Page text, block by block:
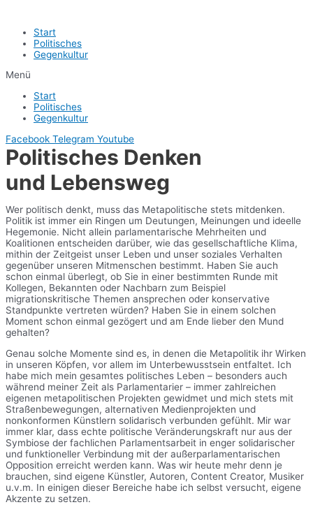
Start
Politisches
Gegenkultur
Menü
Start
Politisches
Gegenkultur
Facebook Telegram Youtube
Politisches Denken
und Lebensweg
Wer politisch denkt, muss das Metapolitische stets mitdenken.
Politik ist immer ein Ringen um Deutungen, Meinungen und ideelle
Hegemonie. Nicht allein parlamentarische Mehrheiten und
Koalitionen entscheiden darüber, wie das gesellschaftliche Klima,
mithin der Zeitgeist unser Leben und unser soziales Verhalten
gegenüber unseren Mitmenschen bestimmt. Haben Sie auch
schon einmal überlegt, ob Sie in einer bestimmten Runde mit
Kollegen, Bekannten oder Nachbarn zum Beispiel
migrationskritische Themen ansprechen oder konservative
Standpunkte vertreten würden? Haben Sie in einem solchen
Moment schon einmal gezögert und am Ende lieber den Mund
gehalten?
Genau solche Momente sind es, in denen die Metapolitik ihr Wirken
in unseren Köpfen, vor allem im Unterbewusstsein entfaltet. Ich
habe mich mein gesamtes politisches Leben – besonders auch
während meiner Zeit als Parlamentarier – immer zahlreichen
eigenen metapolitischen Projekten gewidmet und mich stets mit
Straßenbewegungen, alternativen Medienprojekten und
nonkonformen Künstlern solidarisch verbunden gefühlt. Mir war
immer klar, dass echte politische Veränderungskraft nur aus der
Symbiose der fachlichen Parlamentsarbeit in enger solidarischer
und funktioneller Verbindung mit der außerparlamentarischen
Opposition erreicht werden kann. Was wir heute mehr denn je
brauchen, sind eigene Künstler, Autoren, Content Creator, Musiker
u.v.m. In einigen dieser Bereiche habe ich selbst versucht, eigene
Akzente zu setzen.